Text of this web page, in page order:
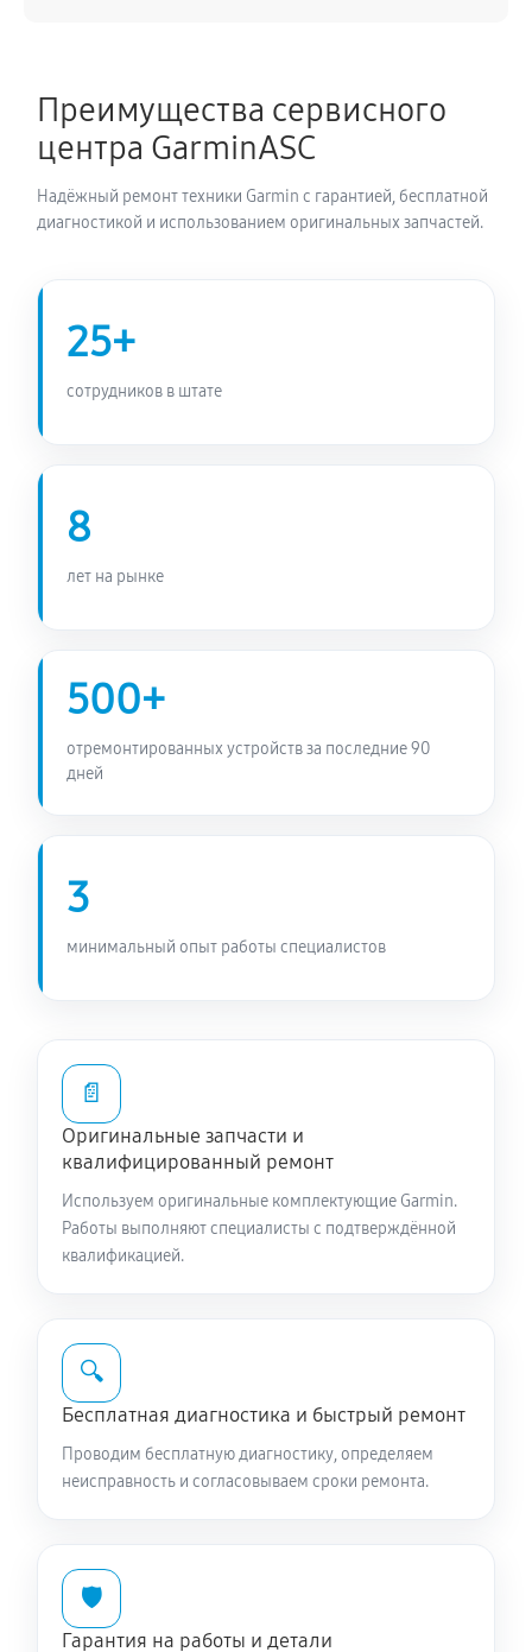
Преимущества сервисного
центра GarminASC
Надёжный ремонт техники Garmin с гарантией, бесплатной
диагностикой и использованием оригинальных запчастей.
25+
сотрудников в штате
8
лет на рынке
500+
отремонтированных устройств за последние 90
дней
3
минимальный опыт работы специалистов
📄
Оригинальные запчасти и
квалифицированный ремонт
Используем оригинальные комплектующие Garmin.
Работы выполняют специалисты с подтверждённой
квалификацией.
🔍
Бесплатная диагностика и быстрый ремонт
Проводим бесплатную диагностику, определяем
неисправность и согласовываем сроки ремонта.
🛡️
Гарантия на работы и детали